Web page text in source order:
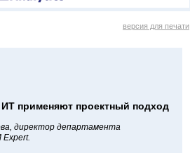
версия для печати
применяют проектный подход
директор департамента